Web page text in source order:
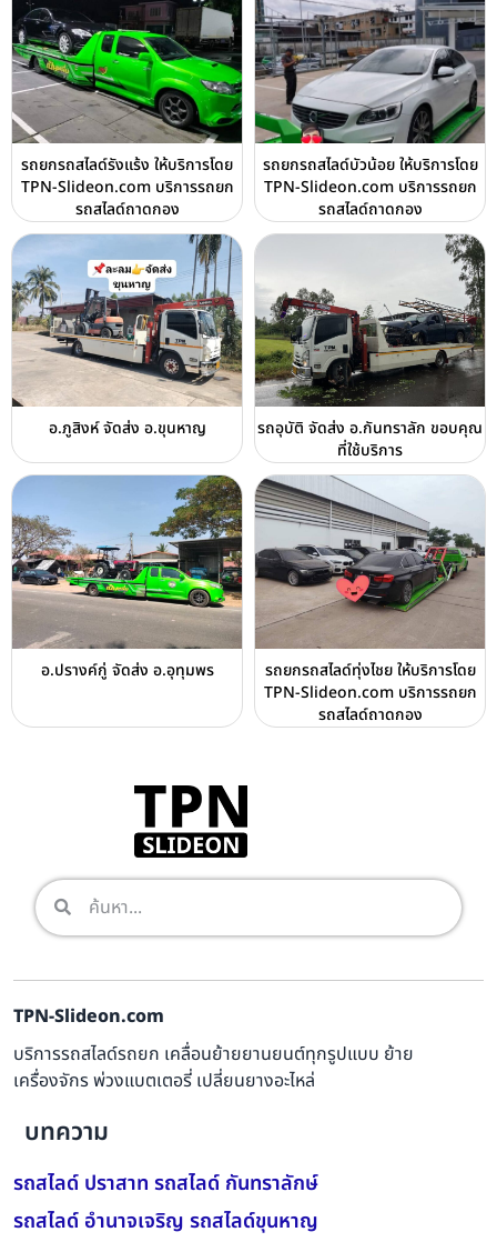
รถยกรถสไลด์รังแร้ง ให้บริการโดย
TPN-Slideon.com บริการรถยก
รถสไลด์ถาดกอง
รถยกรถสไลด์บัวน้อย ให้บริการโดย
TPN-Slideon.com บริการรถยก
รถสไลด์ถาดกอง
อ.ภูสิงห์ จัดส่ง อ.ขุนหาญ
รถอุบัติ จัดส่ง อ.กันทราลัก ขอบคุณ
ที่ใช้บริการ
อ.ปรางค์กู่ จัดส่ง อ.อุทุมพร
รถยกรถสไลด์ทุ่งไชย ให้บริการโดย
TPN-Slideon.com บริการรถยก
รถสไลด์ถาดกอง
TPN-Slideon.com
บริการรถสไลด์รถยก เคลื่อนย้ายยานยนต์ทุกรูปแบบ ย้าย
เครื่องจักร พ่วงแบตเตอรี่ เปลี่ยนยางอะไหล่
บทความ
รถสไลด์ ปราสาท รถสไลด์ กันทราลักษ์
รถสไลด์ อำนาจเจริญ รถสไลด์ขุนหาญ